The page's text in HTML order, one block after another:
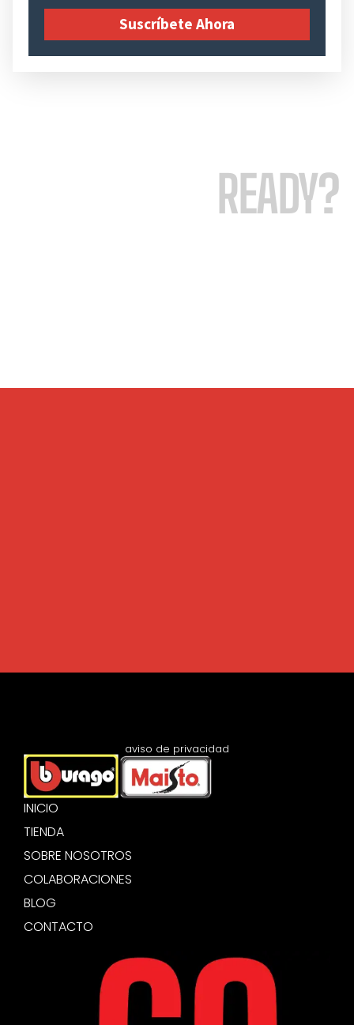
Suscríbete Ahora
READY?
INICIO
TIENDA
SOBRE NOSOTROS
COLABORACIONES
BLOG
CONTACTO
aviso de privacidad